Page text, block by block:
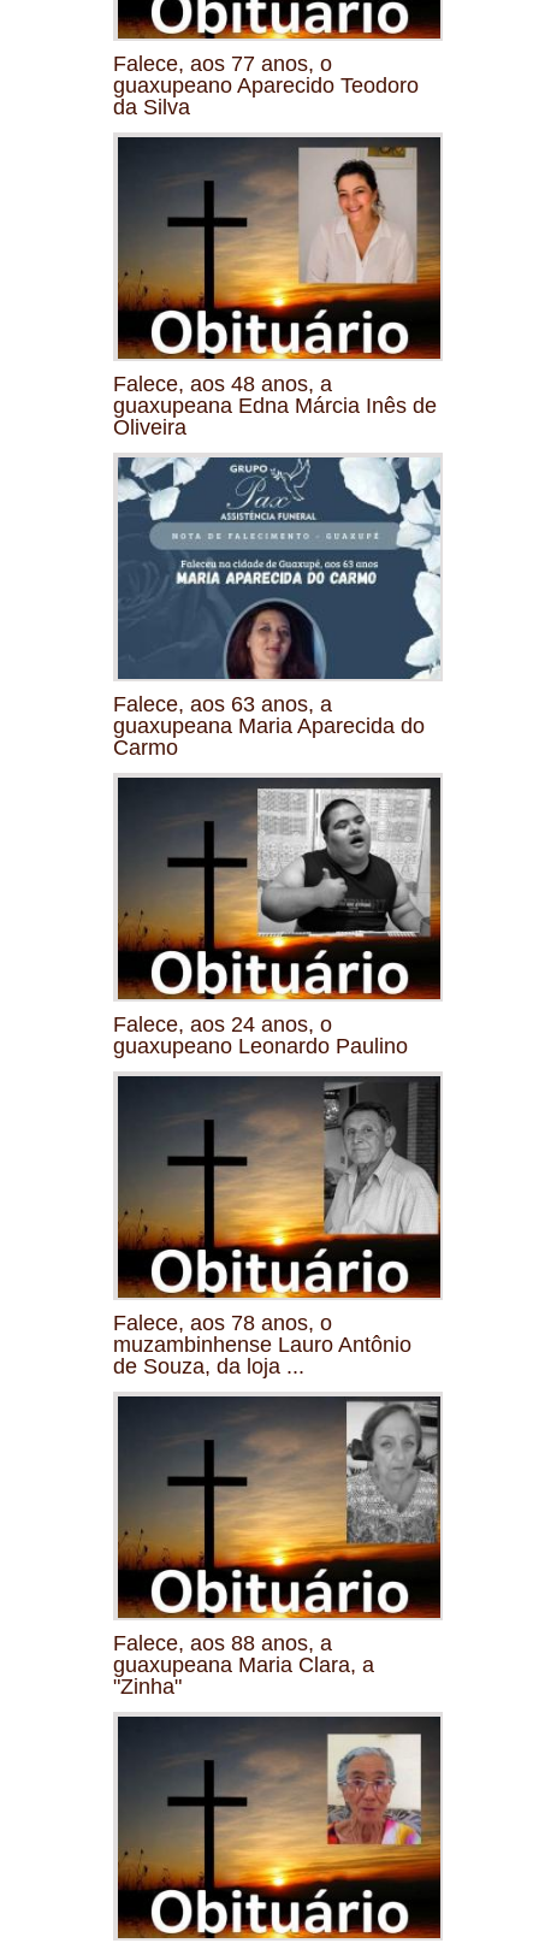
Falece, aos 77 anos, o
guaxupeano Aparecido Teodoro
da Silva
Falece, aos 48 anos, a
guaxupeana Edna Márcia Inês de
Oliveira
Falece, aos 63 anos, a
guaxupeana Maria Aparecida do
Carmo
Falece, aos 24 anos, o
guaxupeano Leonardo Paulino
Falece, aos 78 anos, o
muzambinhense Lauro Antônio
de Souza, da loja ...
Falece, aos 88 anos, a
guaxupeana Maria Clara, a
"Zinha"